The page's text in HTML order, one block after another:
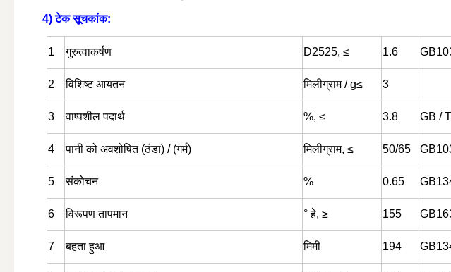
4) टेक सूचकांक:
1 गुरुत्वाकर्षण D2525, ≤ 1.6
2 विशिष्ट आयतन मिलीग्राम / g≤ 3
3 वाष्पशील पदार्थ %, ≤ 3.8 GB /
4 पानी को अवशोषित (ठंडा) / (गर्म) मिलीग्राम, ≤ 50/65
5 संकोचन % 0.65
6 विरूपण तापमान ° हे, ≥ 155
7 बहता हुआ मिमी 194